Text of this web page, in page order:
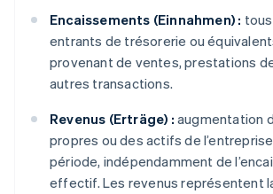
Encaissements (Einnahmen) :
entrants de trésorerie ou
provenant de ventes, prestations
autres transactions.
Revenus (Erträge) : augmentation
propres ou des actifs de
période, indépendamment de
effectif. Les revenus représentent